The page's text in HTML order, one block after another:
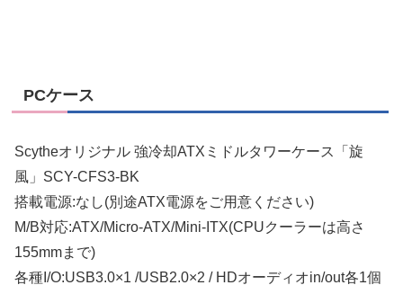
PCケース
Scytheオリジナル 強冷却ATXミドルタワーケース「旋
風」SCY-CFS3-BK
搭載電源:なし(別途ATX電源をご用意ください)
M/B対応:ATX/Micro-ATX/Mini-ITX(CPUクーラーは高さ
155mmまで)
各種I/O:USB3.0×1 /USB2.0×2 / HDオーディオin/out各1個